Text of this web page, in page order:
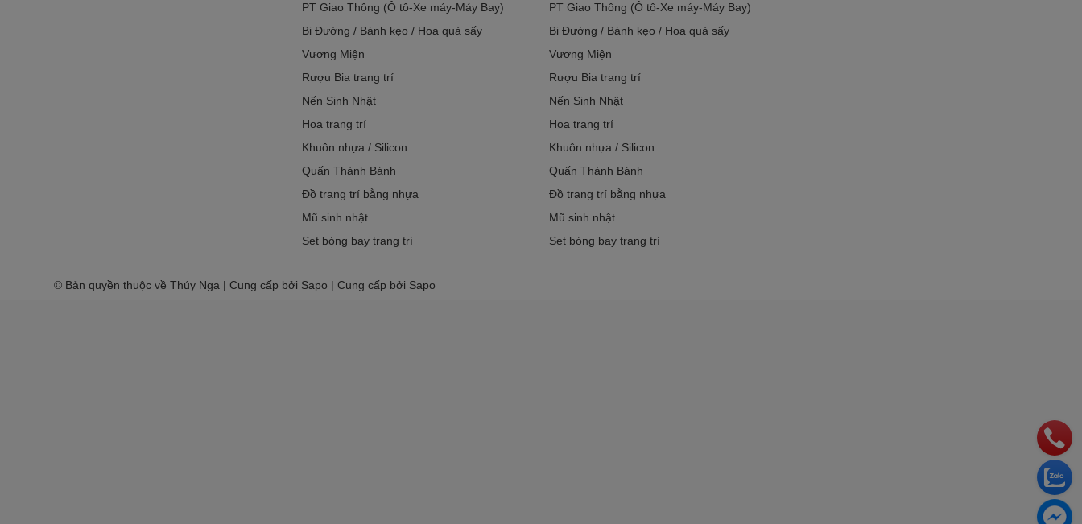
PT Giao Thông (Ô tô-Xe máy-Máy Bay)
Bi Đường / Bánh kẹo / Hoa quả sấy
Vương Miện
Rượu Bia trang trí
Nến Sinh Nhật
Hoa trang trí
Khuôn nhựa / Silicon
Quấn Thành Bánh
Đồ trang trí bằng nhựa
Mũ sinh nhật
Set bóng bay trang trí
PT Giao Thông (Ô tô-Xe máy-Máy Bay)
Bi Đường / Bánh kẹo / Hoa quả sấy
Vương Miện
Rượu Bia trang trí
Nến Sinh Nhật
Hoa trang trí
Khuôn nhựa / Silicon
Quấn Thành Bánh
Đồ trang trí bằng nhựa
Mũ sinh nhật
Set bóng bay trang trí
© Bản quyền thuộc về Thúy Nga | Cung cấp bởi Sapo | Cung cấp bởi Sapo